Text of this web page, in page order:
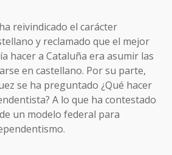
reivindicado el carácter
y reclamado que el mejor
hacer a Cataluña era asumir las
en castellano. Por su parte,
se ha preguntado ¿Qué hacer
A lo que ha contestado
un modelo federal para